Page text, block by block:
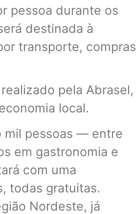
pessoa durante os
destinada à
transporte, compras
pela Abrasel,
local.
mil pessoas — entre
em gastronomia e
com uma
todas gratuitas.
Nordeste, já